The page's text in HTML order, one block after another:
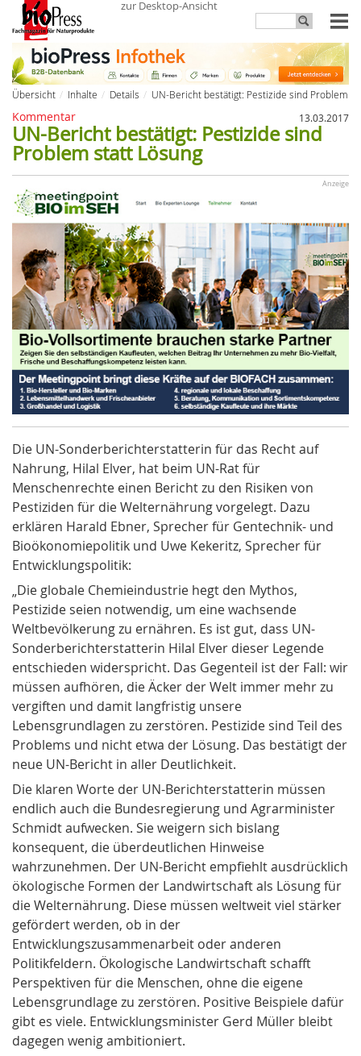
zur Desktop-Ansicht
Übersicht Inhalte Details UN-Bericht bestätigt: Pestizide sind Problem
Kommentar 13.03.2017
UN-Bericht bestätigt: Pestizide sind
Problem statt Lösung
Anzeige
Die UN-Sonderberichterstatterin für das Recht auf
Nahrung, Hilal Elver, hat beim UN-Rat für
Menschenrechte einen Bericht zu den Risiken von
Pestiziden für die Welternährung vorgelegt. Dazu
erklären Harald Ebner, Sprecher für Gentechnik- und
Bioökonomiepolitik und Uwe Kekeritz, Sprecher für
Entwicklungspolitik:
„Die globale Chemieindustrie hegt den Mythos,
Pestizide seien notwendig, um eine wachsende
Weltbevölkerung zu ernähren. Es ist gut, dass UN-
Sonderberichterstatterin Hilal Elver dieser Legende
entschieden widerspricht. Das Gegenteil ist der Fall: wir
müssen aufhören, die Äcker der Welt immer mehr zu
vergiften und damit langfristig unsere
Lebensgrundlagen zu zerstören. Pestizide sind Teil des
Problems und nicht etwa der Lösung. Das bestätigt der
neue UN-Bericht in aller Deutlichkeit.
Die klaren Worte der UN-Berichterstatterin müssen
endlich auch die Bundesregierung und Agrarminister
Schmidt aufwecken. Sie weigern sich bislang
konsequent, die überdeutlichen Hinweise
wahrzunehmen. Der UN-Bericht empfiehlt ausdrücklich
ökologische Formen der Landwirtschaft als Lösung für
die Welternährung. Diese müssen weltweit viel stärker
gefördert werden, ob in der
Entwicklungszusammenarbeit oder anderen
Politikfeldern. Ökologische Landwirtschaft schafft
Perspektiven für die Menschen, ohne die eigene
Lebensgrundlage zu zerstören. Positive Beispiele dafür
gibt es viele. Entwicklungsminister Gerd Müller bleibt
dagegen wenig ambitioniert.